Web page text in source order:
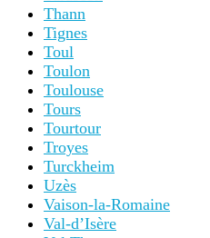
Thann
Tignes
Toul
Toulon
Toulouse
Tours
Tourtour
Troyes
Turckheim
Uzès
Vaison-la-Romaine
Val-d’Isère